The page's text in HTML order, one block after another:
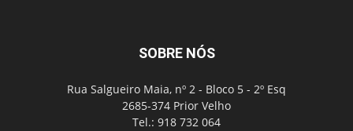
SOBRE NÓS
Rua Salgueiro Maia, nº 2 - Bloco 5 - 2º Esq
2685-374 Prior Velho
Tel.: 918 732 064